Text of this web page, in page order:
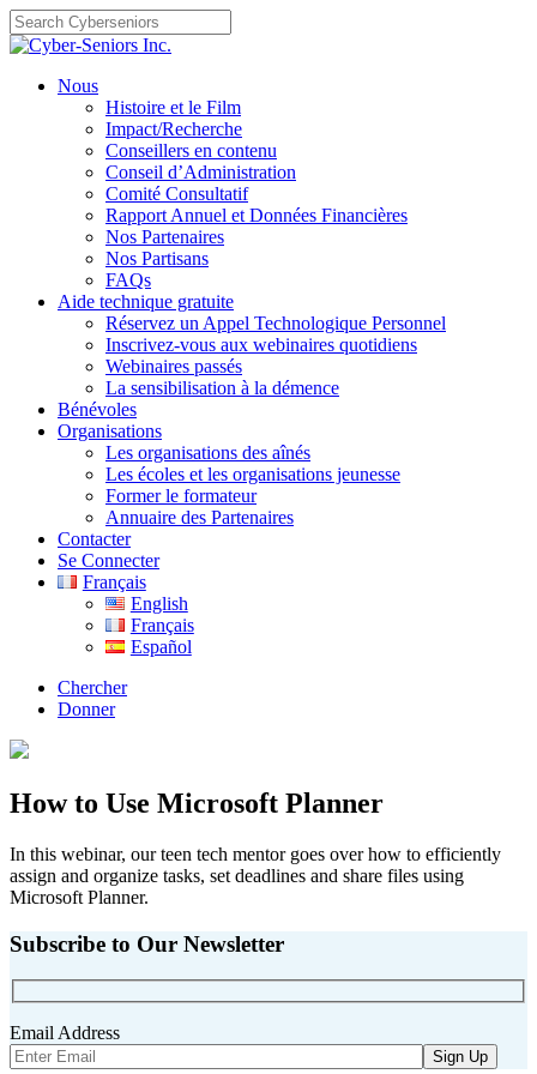
Skip
to
content
Nous
Histoire et le Film
Impact/Recherche
Conseillers en contenu
Conseil d’Administration
Comité Consultatif
Rapport Annuel et Données Financières
Nos Partenaires
Nos Partisans
FAQs
Aide technique gratuite
Réservez un Appel Technologique Personnel
Inscrivez-vous aux webinaires quotidiens
Webinaires passés
La sensibilisation à la démence
Bénévoles
Organisations
Les organisations des aînés
Les écoles et les organisations jeunesse
Former le formateur
Annuaire des Partenaires
Contacter
Se Connecter
Français
English
Français
Español
Chercher
Donner
How to Use Microsoft Planner
In this webinar, our teen tech mentor goes over how to efficiently
assign and organize tasks, set deadlines and share files using
Microsoft Planner.
Subscribe to Our Newsletter
Email Address